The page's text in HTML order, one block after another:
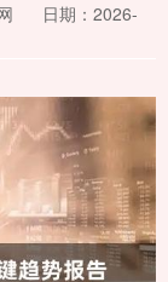
日期：2026-